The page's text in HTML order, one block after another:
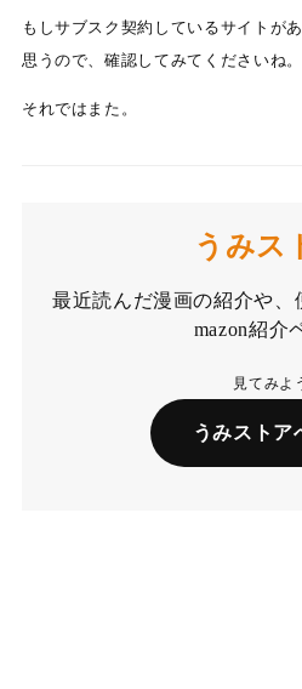
もしサブスク契約しているサイトが
思うので、確認してみてくださいね。
それではまた。
うみス
最近読んだ漫画の紹介や、
mazon紹介
見てみよ
うみストア